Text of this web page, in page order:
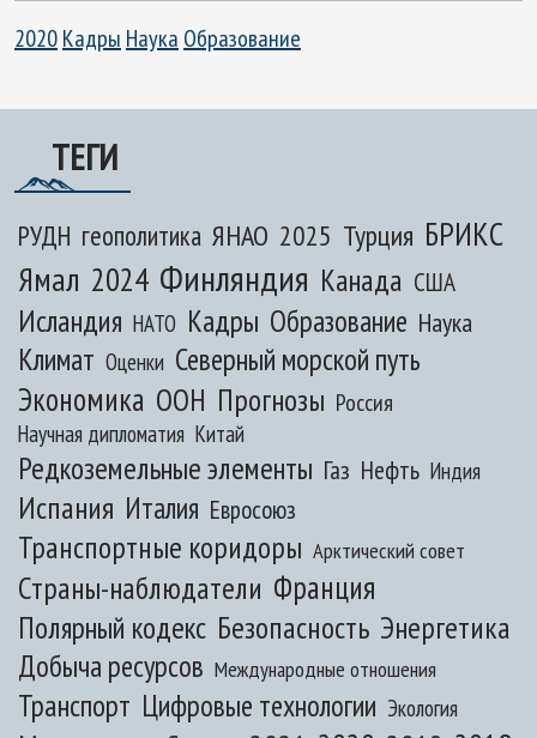
2020Кадры Наука Образование
ТЕГИ
РУДН геополитика ЯНАО 2025 Турция БРИКС
Ямал 2024 Финляндия Канада США
Исландия НАТО Кадры Образование Наука
Климат Оценки Северный морской путь
Экономика ООН Прогнозы Россия
Научная дипломатия Китай
Редкоземельные элементы Газ Нефть Индия
Испания Италия Евросоюз
Транспортные коридоры Арктический совет
Страны-наблюдатели Франция
Полярный кодекс Безопасность Энергетика
Добыча ресурсов Международные отношения
Транспорт Цифровые технологии Экология